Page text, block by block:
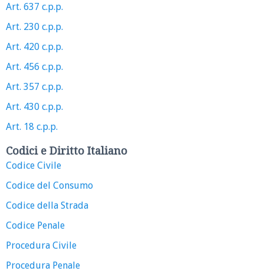
Art. 637 c.p.p.
Art. 230 c.p.p.
Art. 420 c.p.p.
Art. 456 c.p.p.
Art. 357 c.p.p.
Art. 430 c.p.p.
Art. 18 c.p.p.
Codici e Diritto Italiano
Codice Civile
Codice del Consumo
Codice della Strada
Codice Penale
Procedura Civile
Procedura Penale